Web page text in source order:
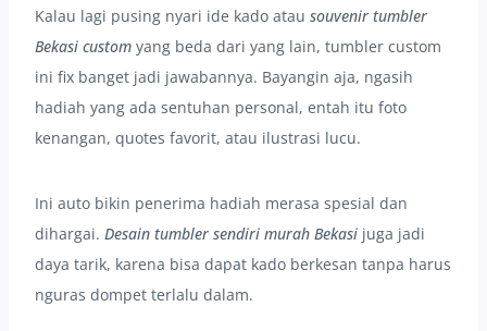
Kalau lagi pusing nyari ide kado atau souvenir tumbler
Bekasi custom yang beda dari yang lain, tumbler custom
ini fix banget jadi jawabannya. Bayangin aja, ngasih
hadiah yang ada sentuhan personal, entah itu foto
kenangan, quotes favorit, atau ilustrasi lucu.
Ini auto bikin penerima hadiah merasa spesial dan
dihargai. Desain tumbler sendiri murah Bekasi juga jadi
daya tarik, karena bisa dapat kado berkesan tanpa harus
nguras dompet terlalu dalam.